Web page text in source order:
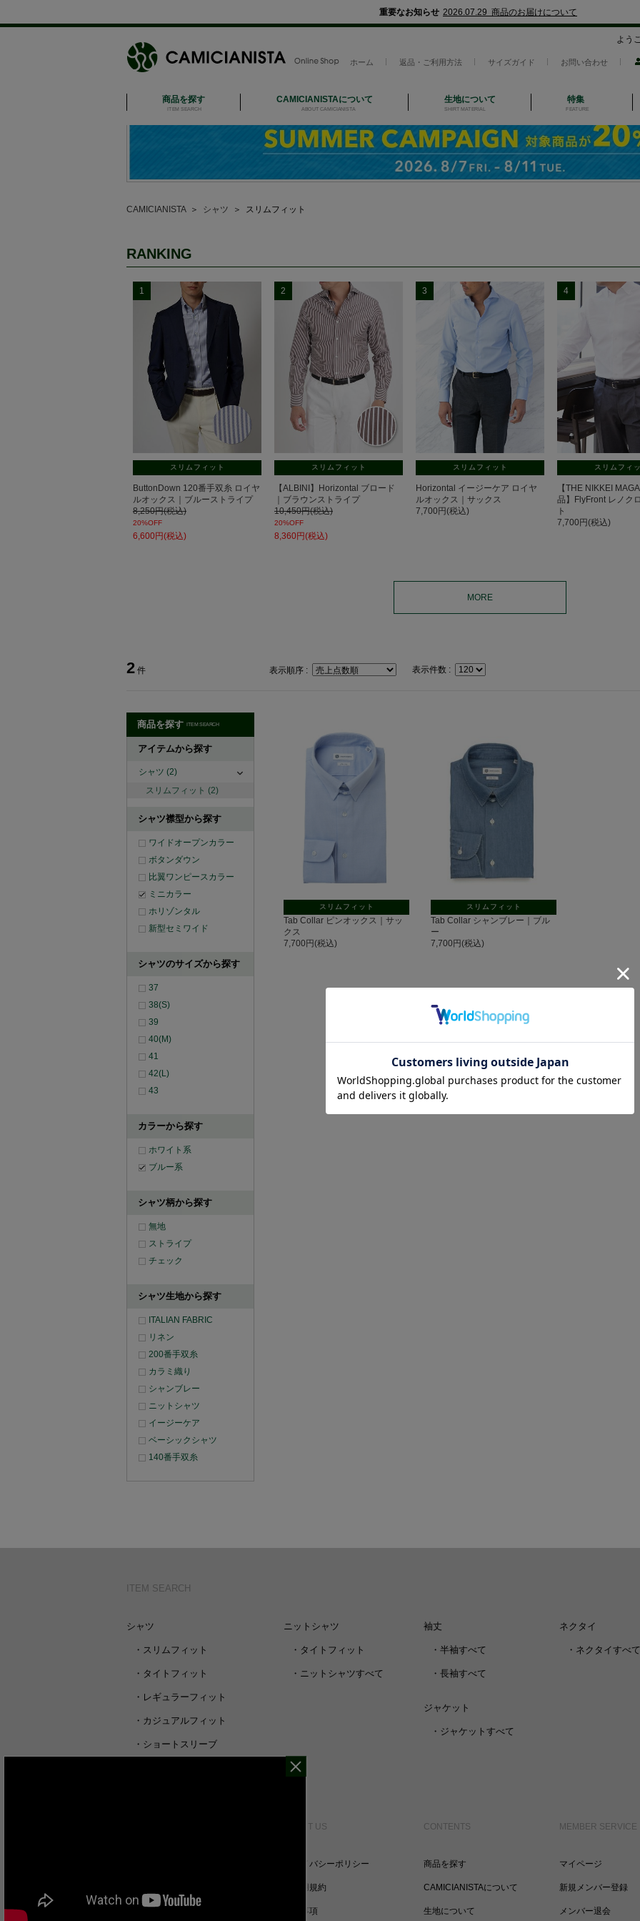
重要なお知らせ 2026.07.29 商品のお届けについて
よう
ホーム 返品・ご利用方法 サイズガイド お問い合わせ
商品を探す
ITEM SEARCH
CAMICIANISTAについて
ABOUT CAMICIANISTA
生地について
SHIRT MATERIAL
特集
FEATURE
CAMICIANISTA＞ シャツ ＞ スリムフィット
RANKING
1
スリムフィット
ButtonDown 120番手双糸 ロイヤ
ルオックス｜ブルーストライプ
8,250円(税込)
20%OFF
6,600円(税込)
2
スリムフィット
【ALBINI】Horizontal ブロード
｜ブラウンストライプ
10,450円(税込)
20%OFF
8,360円(税込)
3
スリムフィット
Horizontal イージーケア ロイヤ
ルオックス｜サックス
7,700円(税込)
4
スリムフィ
【THE NIKKEI
品】FlyFront レノク
ト
7,700円(税込)
MORE
2 件 表示順序 : 表示件数 :
商品を探す ITEM SEARCH
アイテムから探す
シャツ (2)
スリムフィット (2)
シャツ襟型から探す
ワイドオープンカラー
ボタンダウン
比翼ワンピースカラー
ミニカラー
ホリゾンタル
新型セミワイド
シャツのサイズから探す
37
38(S)
39
40(M)
41
42(L)
43
カラーから探す
ホワイト系
ブルー系
シャツ柄から探す
無地
ストライプ
チェック
シャツ生地から探す
ITALIAN FABRIC
リネン
200番手双糸
カラミ織り
シャンブレー
ニットシャツ
イージーケア
ベーシックシャツ
140番手双糸
スリムフィット
Tab Collar ピンオックス｜サッ
クス
7,700円(税込)
スリムフィット
Tab Collar シャンブレー｜ブル
ー
7,700円(税込)
ITEM SEARCH
シャツ
・ スリムフィット
・ タイトフィット
・ レギュラーフィット
・ カジュアルフィット
・ ショートスリーブ
ニットシャツ
・ タイトフィット
・ ニットシャツすべて
袖丈
・ 半袖すべて
・ 長袖すべて
ジャケット
・ ジャケットすべて
ネクタイ
・ ネクタイすべて
ABOUT US
プライバシーポリシー
ご利用規約
免責事項
CONTENTS
商品を探す
CAMICIANISTAについて
生地について
MEMBER SERVICE
マイページ
新規メンバー登録
メンバー退会